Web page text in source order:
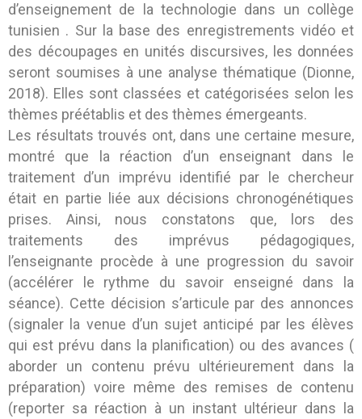
d’enseignement de la technologie dans un collège
tunisien . Sur la base des enregistrements vidéo et
des découpages en unités discursives, les données
seront soumises à une analyse thématique (Dionne,
2018). Elles sont classées et catégorisées selon les
thèmes préétablis et des thèmes émergeants.
Les résultats trouvés ont, dans une certaine mesure,
montré que la réaction d’un enseignant dans le
traitement d’un imprévu identifié par le chercheur
était en partie liée aux décisions chronogénétiques
prises. Ainsi, nous constatons que, lors des
traitements des imprévus pédagogiques,
l’enseignante procède à une progression du savoir
(accélérer le rythme du savoir enseigné dans la
séance). Cette décision s’articule par des annonces
(signaler la venue d’un sujet anticipé par les élèves
qui est prévu dans la planification) ou des avances (
aborder un contenu prévu ultérieurement dans la
préparation) voire même des remises de contenu
(reporter sa réaction à un instant ultérieur dans la